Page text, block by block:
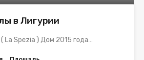
в Лигурии
La Spezia ) Дом 2015 года…